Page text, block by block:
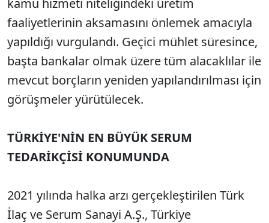
faaliyetlerinin aksamasını önlemek amacıyla
yapıldığı vurgulandı. Geçici mühlet süresince,
başta bankalar olmak üzere tüm alacaklılar ile
mevcut borçların yeniden yapılandırılması için
görüşmeler yürütülecek.
TÜRKİYE'NİN EN BÜYÜK SERUM
TEDARİKÇİSİ KONUMUNDA
2021 yılında halka arzı gerçekleştirilen Türk
İlaç ve Serum Sanayi A.Ş., Türkiye